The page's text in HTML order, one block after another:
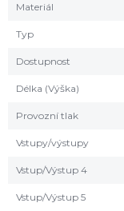
Materiál
Typ
Dostupnost
Délka (Výška)
Provozní tlak
Vstupy/výstupy
Vstup/Výstup 4
Vstup/Výstup 5